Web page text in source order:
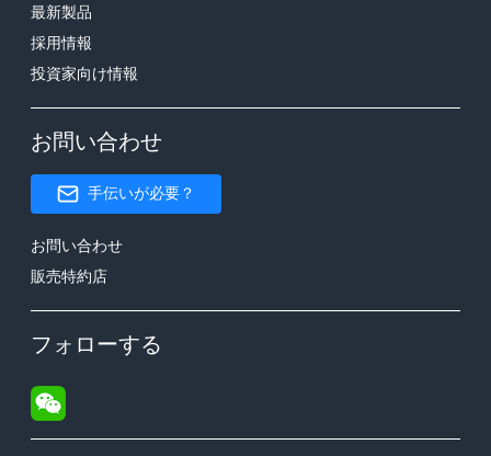
最新製品
採用情報
投資家向け情報
お問い合わせ
手伝いが必要？
お問い合わせ
販売特約店
フォローする